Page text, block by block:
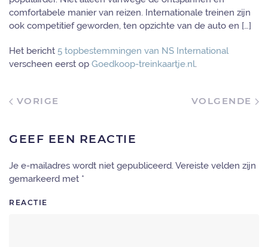
comfortabele manier van reizen. Internationale treinen zijn
ook competitief geworden, ten opzichte van de auto en […]
Het bericht 5 topbestemmingen van NS International
verscheen eerst op Goedkoop-treinkaartje.nl.
VORIGE VOLGENDE
GEEF EEN REACTIE
Je e-mailadres wordt niet gepubliceerd. Vereiste velden zijn
gemarkeerd met *
REACTIE